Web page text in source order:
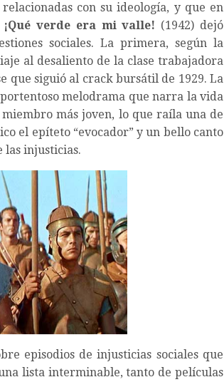
con su ideología, y que en
¡Qué verde era mi valle! (1942) dejó
sociales. La primera, según la
al desaliento de la clase trabajadora
que siguió al crack bursátil de 1929. La
melodrama que narra la vida
más joven, lo que raíla una de
el epíteto “evocador” y un bello canto
las injusticias.
episodios de injusticias sociales que
lista interminable, tanto de películas